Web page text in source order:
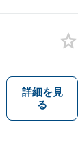
詳細を見
る